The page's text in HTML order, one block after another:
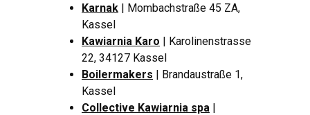
Karnak | Mombachstraße 45 ZA,
Kassel
Kawiarnia Karo | Karolinenstrasse
22, 34127 Kassel
Boilermakers | Brandaustraße 1,
Kassel
Collective Kawiarnia spa |